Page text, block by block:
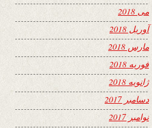
می 2018
آوریل 2018
مارس 2018
فوریه 2018
ژانویه 2018
دسامبر 2017
نوامبر 2017